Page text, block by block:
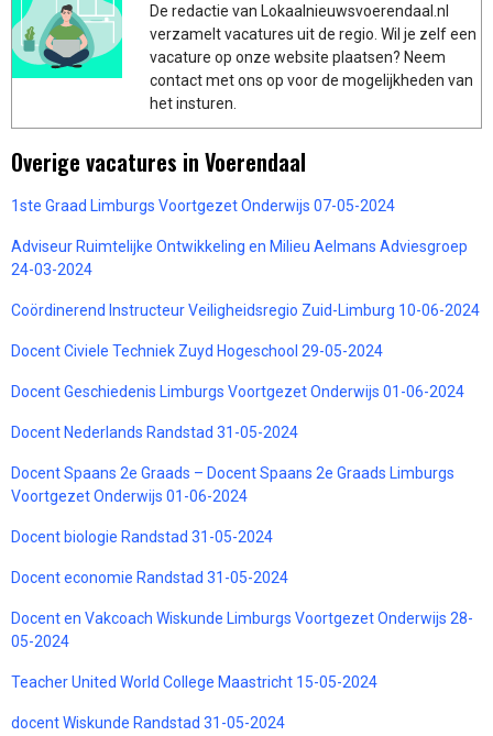
De redactie van Lokaalnieuwsvoerendaal.nl
verzamelt vacatures uit de regio. Wil je zelf een
vacature op onze website plaatsen? Neem
contact met ons op voor de mogelijkheden van
het insturen.
Overige vacatures in Voerendaal
1ste Graad Limburgs Voortgezet Onderwijs 07-05-2024
Adviseur Ruimtelijke Ontwikkeling en Milieu Aelmans Adviesgroep
24-03-2024
Coördinerend Instructeur Veiligheidsregio Zuid-Limburg 10-06-2024
Docent Civiele Techniek Zuyd Hogeschool 29-05-2024
Docent Geschiedenis Limburgs Voortgezet Onderwijs 01-06-2024
Docent Nederlands Randstad 31-05-2024
Docent Spaans 2e Graads – Docent Spaans 2e Graads Limburgs
Voortgezet Onderwijs 01-06-2024
Docent biologie Randstad 31-05-2024
Docent economie Randstad 31-05-2024
Docent en Vakcoach Wiskunde Limburgs Voortgezet Onderwijs 28-
05-2024
Teacher United World College Maastricht 15-05-2024
docent Wiskunde Randstad 31-05-2024